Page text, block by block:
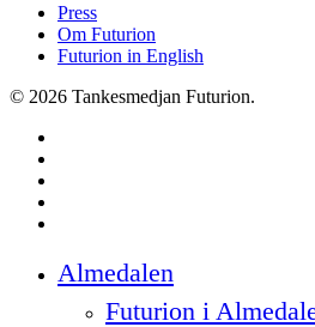
Press
Om Futurion
Futurion in English
© 2026 Tankesmedjan Futurion.
Menu
Almedalen
Futurion i